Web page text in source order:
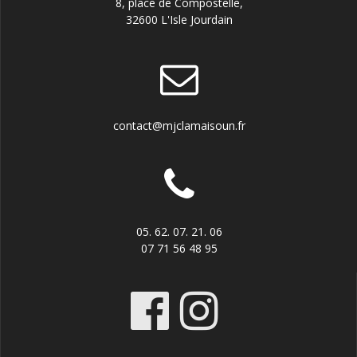
32600 L'Isle Jourdain
contact@mjclamaisoun.fr
05. 62. 07. 21. 06
07 71 56 48 95